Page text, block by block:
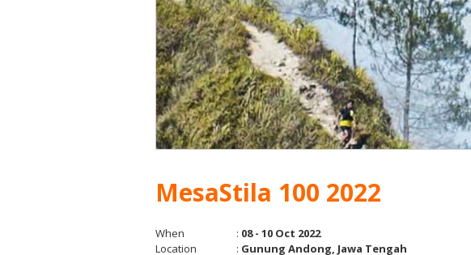
MesaStila 100 2022
When : 08 - 10 Oct 2022
Location
: Gunung Andong, Jawa Tengah